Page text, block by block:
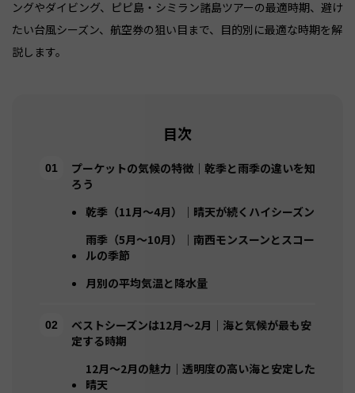
ングやダイビング、ピピ島・シミラン諸島ツアーの最適時期、避け
たい台風シーズン、航空券の狙い目まで、目的別に最適な時期を解
説します。
目次
プーケットの気候の特徴｜乾季と雨季の違いを知
ろう
乾季（11月〜4月）｜晴天が続くハイシーズン
雨季（5月〜10月）｜南西モンスーンとスコー
ルの季節
月別の平均気温と降水量
ベストシーズンは12月〜2月｜海と気候が最も安
定する時期
12月〜2月の魅力｜透明度の高い海と安定した
晴天